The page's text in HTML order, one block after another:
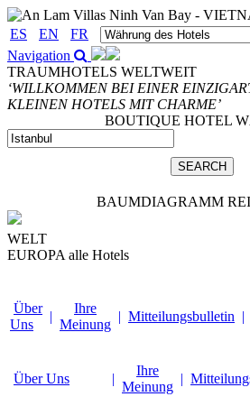
ES EN FR
Navigation
TRAUMHOTELS WELTWEIT
‘WILLKOMMEN BEI EINER
KLEINEN HOTELS MIT CHARME’
BOUTIQUE HOTEL
BAUMDIAGRAMM
WELT
EUROPA alle Hotels
Über
Uns
|
Ihre
Meinung
| Mitteilungsbulletin |
Über Uns |
Ihre
Meinung
|